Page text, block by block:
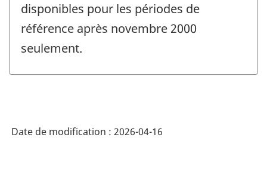
disponibles pour les périodes de
référence après novembre 2000
seulement.
Date de modification : 2026-04-16